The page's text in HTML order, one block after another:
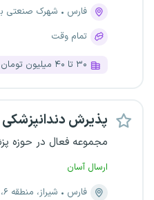
فارس
شهرک صنعتی
تمام وقت
۳۰ تا ۴۰ میلیون تومان
پذیرش دندانپزشکی
مجموعه فعال در حوزه
ارسال آسان
فارس
شیراز، منطقه ۶، فرهنگ شهر